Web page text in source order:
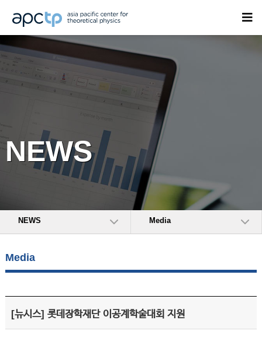
NEWS
NEWS Media
Media
[뉴시스] 롯데장학재단 이공계학술대회 지원